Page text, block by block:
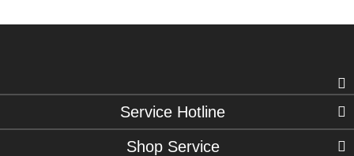
Service Hotline
Shop Service